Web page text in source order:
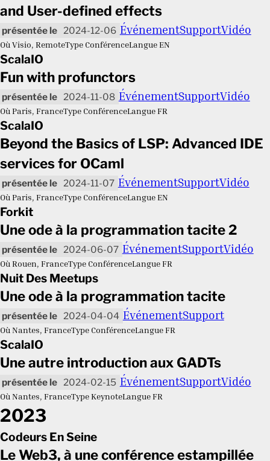
and User-defined effects
2024-12-06 ÉvénementSupportVidéo
Où Visio, RemoteType ConférenceLangueEN
ScalaIO
Fun with profunctors
2024-11-08 ÉvénementSupportVidéo
Où Paris, FranceType ConférenceLangueFR
ScalaIO
Beyond the Basics of LSP: Advanced IDE
services for OCaml
2024-11-07 ÉvénementSupportVidéo
Où Paris, FranceType ConférenceLangueEN
Forkit
Une ode à la programmation tacite 2
2024-06-07 ÉvénementSupportVidéo
Où Rouen, FranceType ConférenceLangueFR
Nuit Des Meetups
Une ode à la programmation tacite
2024-04-04 ÉvénementSupport
Où Nantes, FranceType ConférenceLangueFR
ScalaIO
Une autre introduction aux GADTs
2024-02-15 ÉvénementSupportVidéo
Où Nantes, FranceTypeKeynoteLangueFR
2023
Codeurs En Seine
Le Web3, à une conférence estampillée